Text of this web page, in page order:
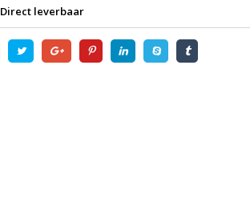
Direct leverbaar